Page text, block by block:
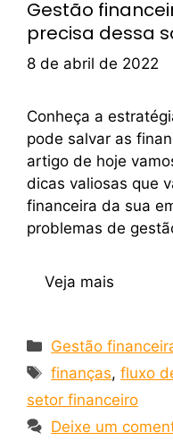
Gestão
precisa dessa
8 de abril de 2022
Conheça a
pode salvar as
artigo de hoje
dicas valiosas que
financeira da sua
problemas de
Veja mais
Gestão
finanças,fluxo
setor financeiro
Deixe um